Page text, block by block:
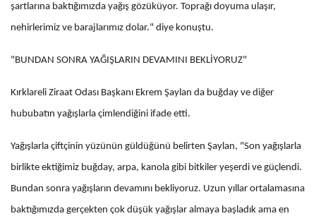
şartlarına baktığımızda yağış gözüküyor. Toprağı doyuma ulaşır,
nehirlerimiz ve barajlarımız dolar." diye konuştu.
"BUNDAN SONRA YAĞIŞLARIN DEVAMINI BEKLİYORUZ"
Kırklareli Ziraat Odası Başkanı Ekrem Şaylan da buğday ve diğer
hububatın yağışlarla çimlendiğini ifade etti.
Yağışlarla çiftçinin yüzünün güldüğünü belirten Şaylan, "Son yağışlarla
birlikte ektiğimiz buğday, arpa, kanola gibi bitkiler yeşerdi ve güçlendi.
Bundan sonra yağışların devamını bekliyoruz. Uzun yıllar ortalamasına
baktığımızda gerçekten çok düşük yağışlar almaya başladık ama en